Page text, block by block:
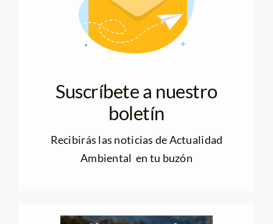
Suscríbete a nuestro
boletín
Recibirás las noticias de Actualidad
Ambiental en tu buzón